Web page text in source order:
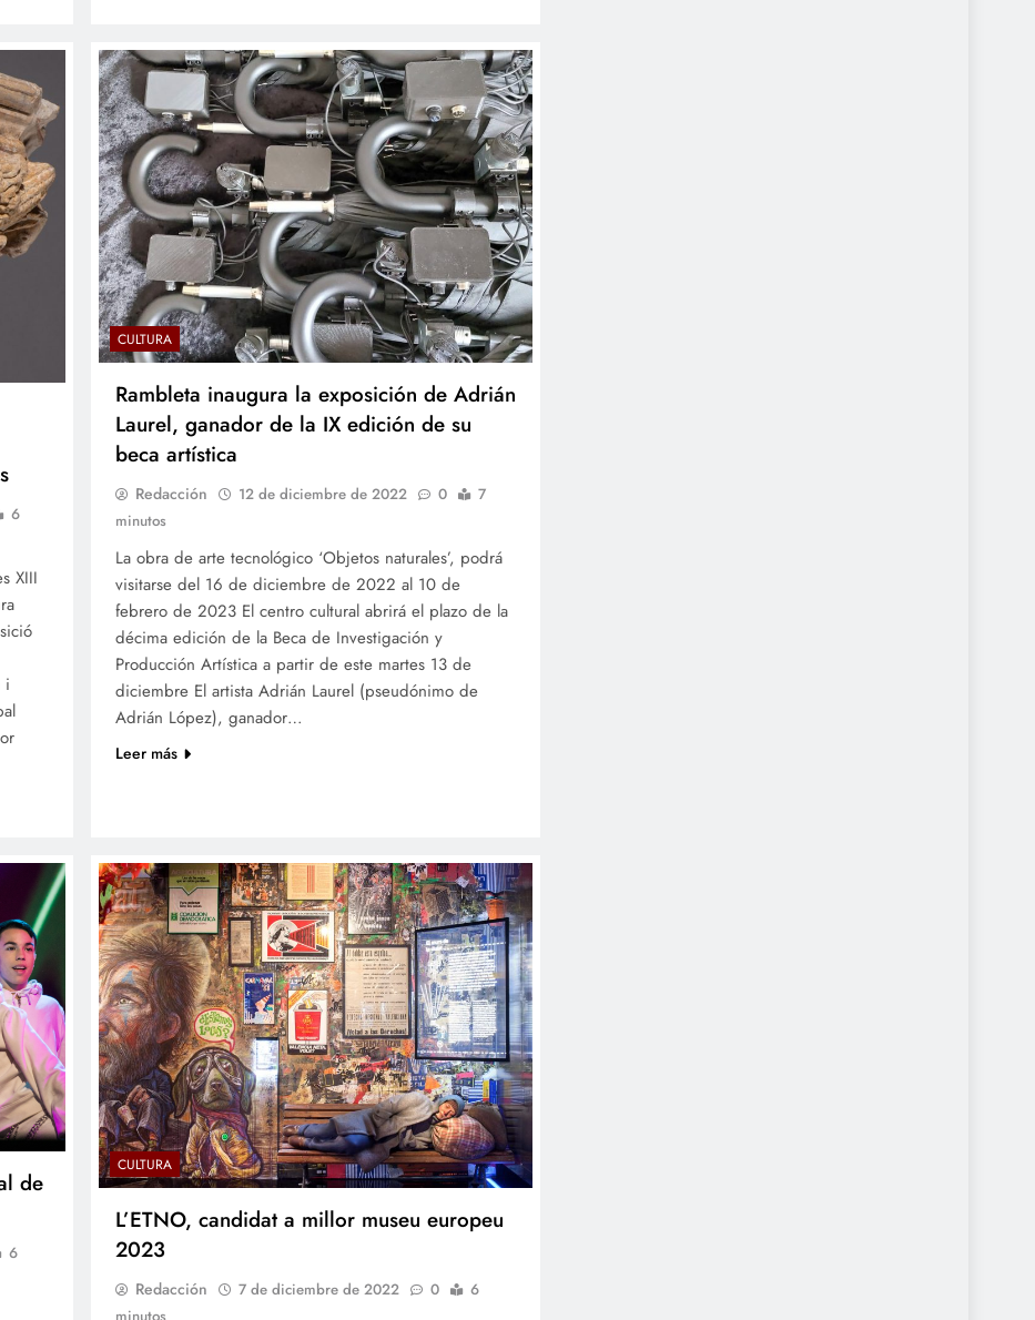
6
XIII
i
CULTURA
Rambleta inaugura la exposición de Adrián
Laurel, ganador de la IX edición de su
beca artística
Redacción 12 de diciembre de 2022 0
7
minutos
La obra de arte tecnológico ‘Objetos naturales’, podrá
visitarse del 16 de diciembre de 2022 al 10 de
febrero de 2023 El centro cultural abrirá el plazo de la
décima edición de la Beca de Investigación y
Producción Artística a partir de este martes 13 de
diciembre El artista Adrián Laurel (pseudónimo de
Adrián López), ganador…
Leer más
de
6
CULTURA
L’ETNO, candidat a millor museu europeu
2023
Redacción 7 de diciembre de 2022 0
6